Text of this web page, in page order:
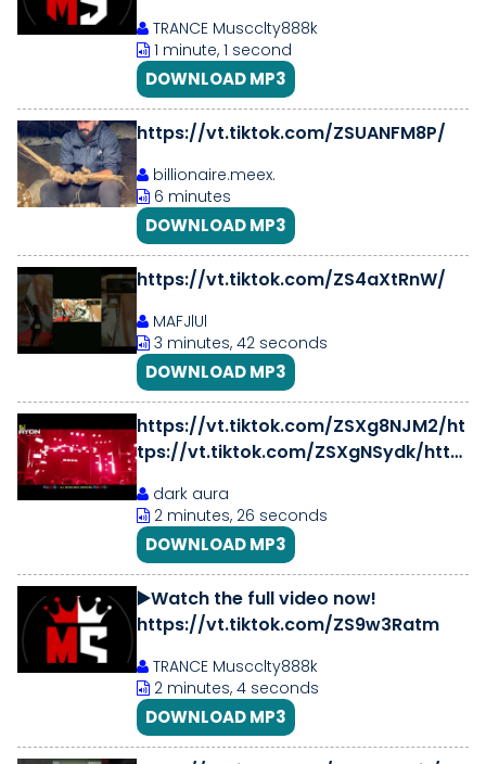
TRANCE Muscclty888k
1 minute, 1 second
DOWNLOAD MP3
https://vt.tiktok.com/ZSUANFM8P/
billionaire.meex.
6 minutes
DOWNLOAD MP3
https://vt.tiktok.com/ZS4aXtRnW/
MAFJlUl
3 minutes, 42 seconds
DOWNLOAD MP3
https://vt.tiktok.com/ZSXg8NJM2/ht
tps://vt.tiktok.com/ZSXgNSydk/http
dark aura
2 minutes, 26 seconds
DOWNLOAD MP3
▶️Watch the full video now!
https://vt.tiktok.com/ZS9w3Ratm
TRANCE Muscclty888k
2 minutes, 4 seconds
DOWNLOAD MP3